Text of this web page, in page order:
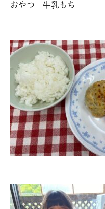
おやつ 牛乳もち